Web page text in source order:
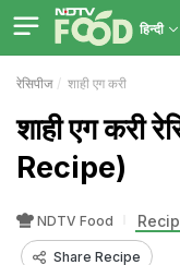
हिन्दी
रेसिपीज शाही एग करी
शाही एग करी
Recipe)
NDTV Food
Share Recipe